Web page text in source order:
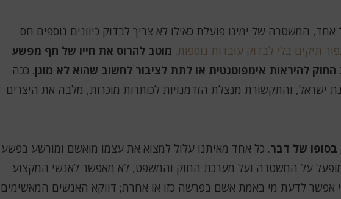
המשטרה של ימינו פועלת כאילו לא צריך לבדוק כיוונים נוספים חס
תיקים בלי לבדוק עובדות נוספות. מוטב להרוס את חייו של חף מפשע
להיראות אימפוטנטית או לתת לציבור לחשוב שהוא לא מוגן. ככה
ישראל, והתקשורת מנצלת הזדמנויות לכותרות מוכרות, מלבה את היצרים
בסופו של דבר. כל אחד מאיתנו עלול למצוא את עצמו מואשם ומורשע בפשע
על המשטרה ועל מערכת החוק והמשפט, לא מאפשר לאנשי המקצוע
אפשר לדעת מי באמת אשם בפרשה כזו או אחרת; דווקא האנשים המאשימים